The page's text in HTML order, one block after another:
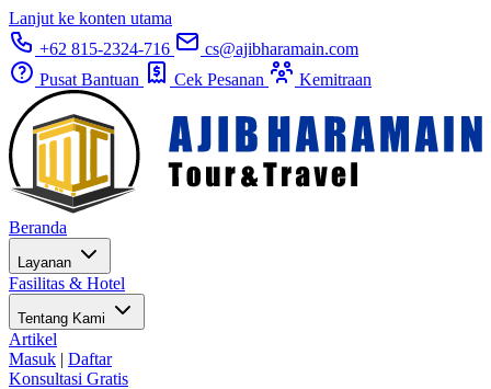
Lanjut ke konten utama
+62 815-2324-716
cs@ajibharamain.com
Pusat Bantuan
Cek Pesanan Kemitraan
Beranda
Layanan
Fasilitas & Hotel
Tentang Kami
Artikel
Masuk | Daftar
Konsultasi Gratis